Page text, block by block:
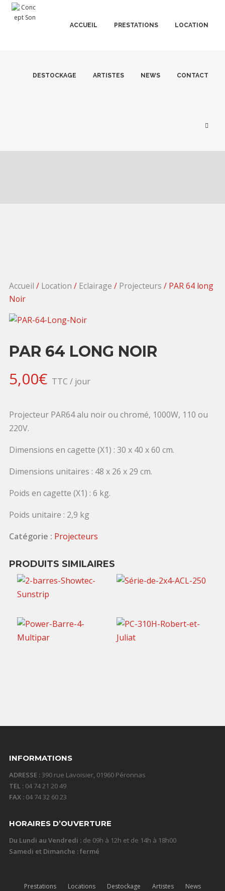
ACCUEIL PRESTATIONS LOCATION
DESTOCKAGE ARTISTES NEWS CONTACT
Accueil / Location / Eclairage / Projecteurs / PAR 64 long
Noir
PAR 64 LONG NOIR
5,00€ TTC / jour
Projecteur PAR64 alu noir ou chromé, 1000W, 110 ou
220V.
Dimensions en cagette (X1) : 30 x 40 x 60 cm.
Dimensions unitaires : 48 x 26 x 29 cm.
Poids en cagette (X1) : 6 kg.
Poids unitaire : 2,9 kg
Catégorie : Projecteurs
PRODUITS SIMILAIRES
40,00
65,00€ TTC / jour
INFORMATIONS
ADRESSE :390 rue Lavoisier, 01960 Péronnas
TEL :04 74 21 20 49
FAX :04 74 32 60 23
HORAIRES D’OUVERTURE
Du Lundi au Vendredi :de 09h à 12h et de 14h à 18h00
Samedi et Dimanche : fermé
Prestations Locations Destockage Artistes
News